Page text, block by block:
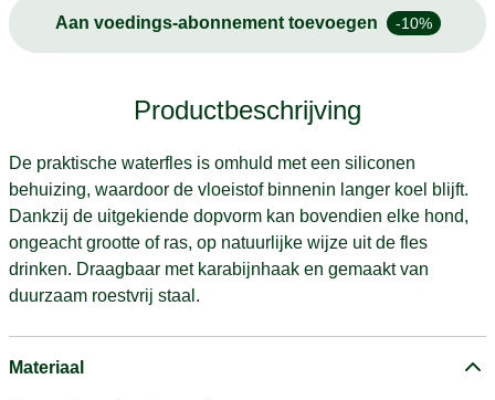
Aan voedings-abonnement toevoegen -10%
Productbeschrijving
De praktische waterfles is omhuld met een siliconen
behuizing, waardoor de vloeistof binnenin langer koel blijft.
Dankzij de uitgekiende dopvorm kan bovendien elke hond,
ongeacht grootte of ras, op natuurlijke wijze uit de fles
drinken. Draagbaar met karabijnhaak en gemaakt van
duurzaam roestvrij staal.
Materiaal